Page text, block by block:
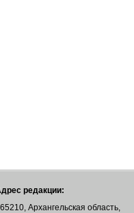
редакции:
Архангельская область,